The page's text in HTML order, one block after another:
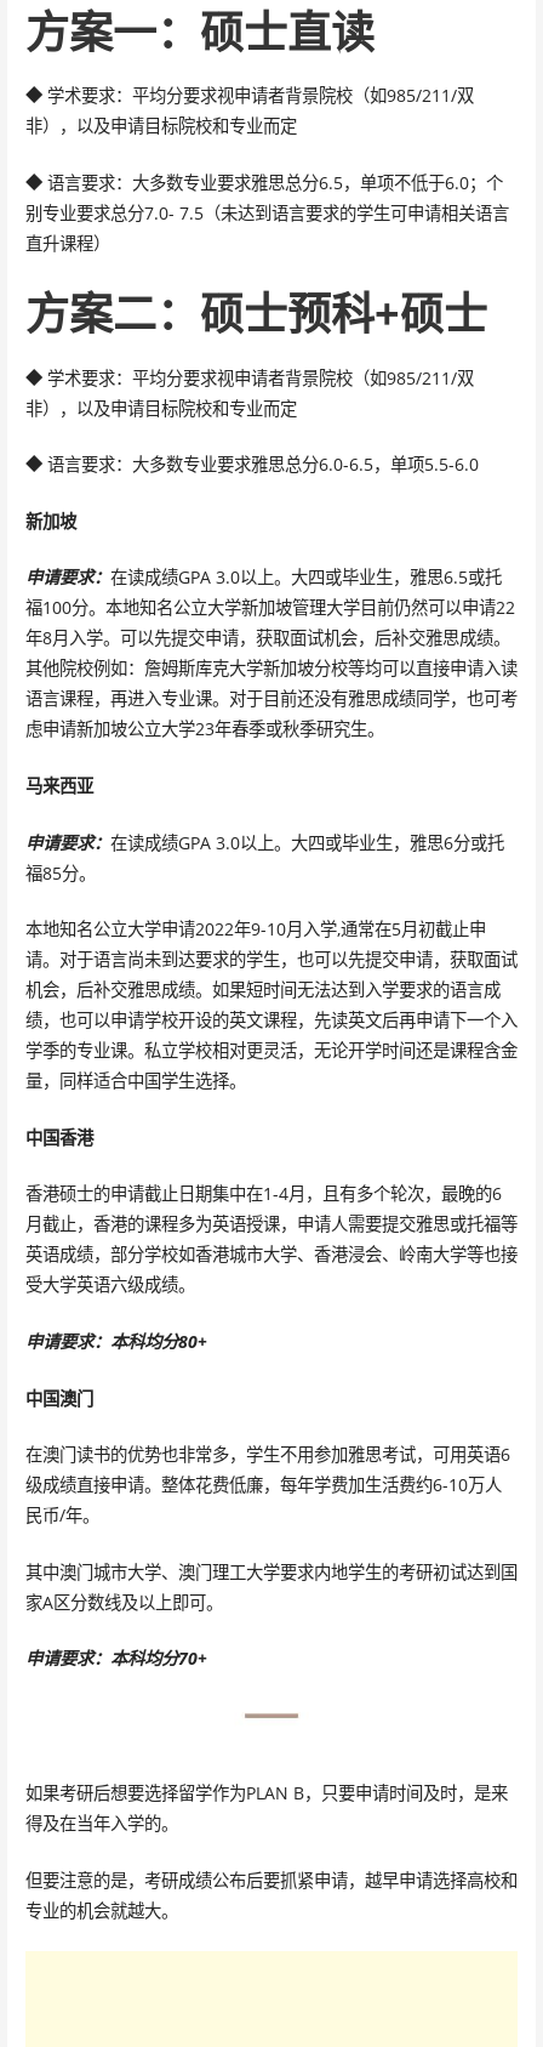
方案一：硕士直读
◆ 学术要求：平均分要求视申请者背景院校（如985/211/双
非），以及申请目标院校和专业而定
◆ 语言要求：大多数专业要求雅思总分6.5，单项不低于6.0；个
别专业要求总分7.0- 7.5（未达到语言要求的学生可申请相关语言
直升课程）
方案二：硕士预科+硕士
◆ 学术要求：平均分要求视申请者背景院校（如985/211/双
非），以及申请目标院校和专业而定
◆ 语言要求：大多数专业要求雅思总分6.0-6.5，单项5.5-6.0
新加坡
申请要求： 在读成绩GPA 3.0以上。大四或毕业生，雅思6.5或托
福100分。本地知名公立大学新加坡管理大学目前仍然可以申请22
年8月入学。可以先提交申请，获取面试机会，后补交雅思成绩。
其他院校例如：詹姆斯库克大学新加坡分校等均可以直接申请入读
语言课程，再进入专业课。对于目前还没有雅思成绩同学，也可考
虑申请新加坡公立大学23年春季或秋季研究生。
马来西亚
申请要求： 在读成绩GPA 3.0以上。大四或毕业生，雅思6分或托
福85分。
本地知名公立大学申请2022年9-10月入学,通常在5月初截止申
请。对于语言尚未到达要求的学生，也可以先提交申请，获取面试
机会，后补交雅思成绩。如果短时间无法达到入学要求的语言成
绩，也可以申请学校开设的英文课程，先读英文后再申请下一个入
学季的专业课。私立学校相对更灵活，无论开学时间还是课程含金
量，同样适合中国学生选择。
中国香港
香港硕士的申请截止日期集中在1-4月，且有多个轮次，最晚的6
月截止，香港的课程多为英语授课，申请人需要提交雅思或托福等
英语成绩，部分学校如香港城市大学、香港浸会、岭南大学等也接
受大学英语六级成绩。
申请要求：本科均分80+
中国澳门
在澳门读书的优势也非常多，学生不用参加雅思考试，可用英语6
级成绩直接申请。整体花费低廉，每年学费加生活费约6-10万人
民币/年。
其中澳门城市大学、澳门理工大学要求内地学生的考研初试达到国
家A区分数线及以上即可。
申请要求：本科均分70+
如果考研后想要选择留学作为PLAN B，只要申请时间及时，是来
得及在当年入学的。
但要注意的是，考研成绩公布后要抓紧申请，越早申请选择高校和
专业的机会就越大。